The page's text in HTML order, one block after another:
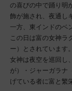
の喜びの中で踊り明
飾が施され、夜通し
一方、東インドのベ
この日は富の女神ラ
ー）とされています。
女神は夜空を巡回し
が）・ジャーガラナ
げている者に富と繁